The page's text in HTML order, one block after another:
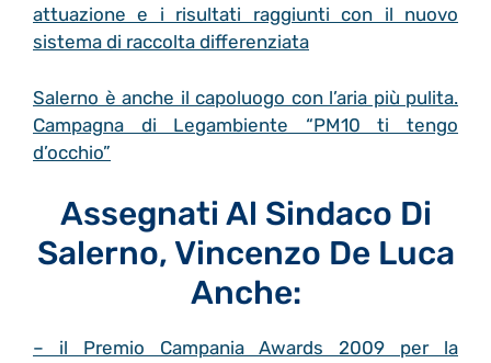
attuazione e i risultati raggiunti con il nuovo
sistema di raccolta differenziata
Salerno è anche il capoluogo con l’aria più pulita.
Campagna di Legambiente “PM10 ti tengo
d’occhio”
Assegnati Al Sindaco Di
Salerno, Vincenzo De Luca
Anche:
– il Premio Campania Awards 2009 per la